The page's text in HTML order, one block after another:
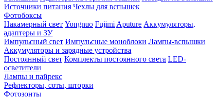
Источники питания Чехлы для вспышек
Фотобоксы
Накамерный свет Yongnuo Fujimi Aputure Аккумуляторы,
адаптеры и ЗУ
Импульсный свет Импульсные моноблоки Лампы-вспышки
Аккумуляторы и зарядные устройства
Постоянный свет Комплекты постоянного света LED-
осветители
Лампы и пайрекс
Рефлекторы, соты, шторки
Фотозонты